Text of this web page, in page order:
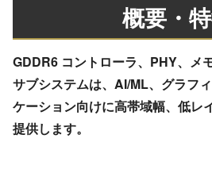
概要・
GDDR6 コントローラ、PHY、メ
サブシステムは、AI/ML、グラフ
ケーション向けに高帯域幅、低レ
提供します。